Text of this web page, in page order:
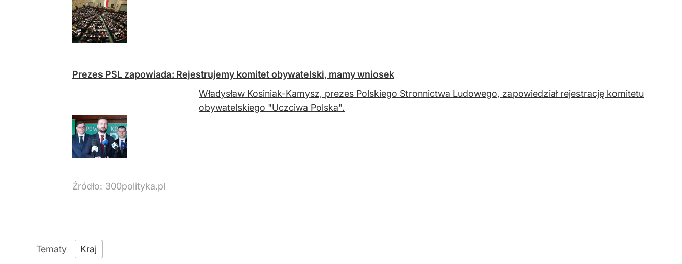
Prezes PSL zapowiada: Rejestrujemy komitet obywatelski, mamy wniosek
Władysław Kosiniak-Kamysz, prezes Polskiego Stronnictwa Ludowego, zapowiedział rejestrację komitetu
obywatelskiego "Uczciwa Polska".
Źródło: 300polityka.pl
Kraj